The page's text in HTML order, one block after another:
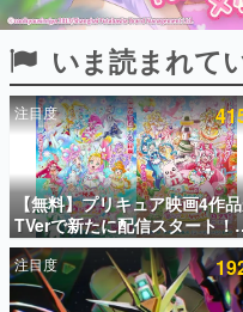
ピックアップ
電ファミのいま読まれてい
アプリセール情報
インタビュー
連載・特集一
いま読まれて
注目度
【無料】プリキュア映画4作
TVerで新たに配信スタート！
んと2018年～2024年の映画
すべてが見放題に、ぶっちゃ
ありえないラインナップ
注目度